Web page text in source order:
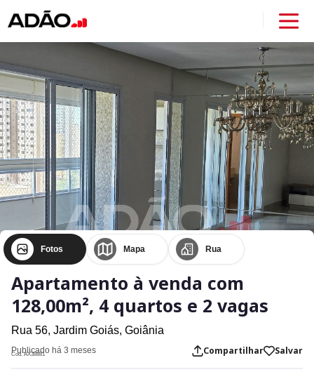
Fotos Mapa Rua
Apartamento à venda com
128,00m², 4 quartos e 2 vagas
Rua 56, Jardim Goiás, Goiânia
Publicado há 3 meses
Cod. AX38881 Compartilhar Salvar